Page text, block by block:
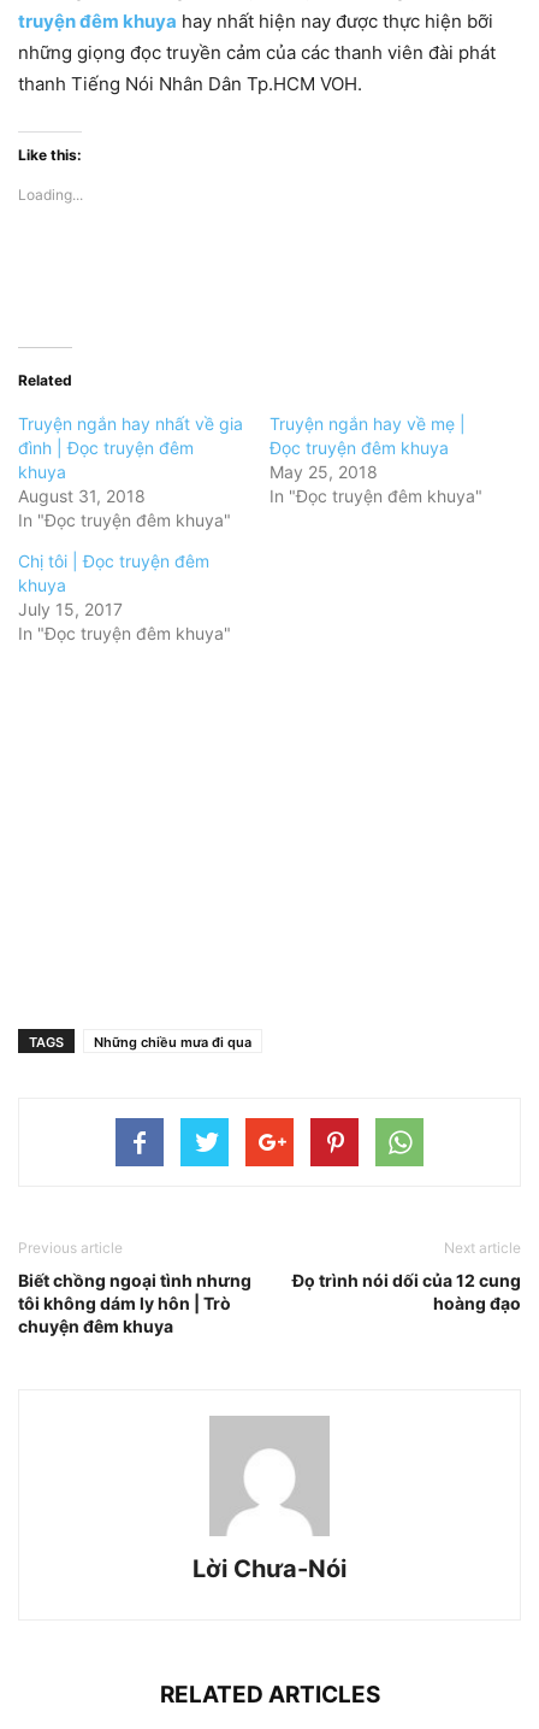
truyện đêm khuya hay nhất hiện nay được thực hiện bỡi
những giọng đọc truyền cảm của các thanh viên đài phát
thanh Tiếng Nói Nhân Dân Tp.HCM VOH.
Like this:
Loading...
Related
Truyện ngắn hay nhất về gia
đình | Đọc truyện đêm
khuya
August 31, 2018
In "Đọc truyện đêm khuya"
Truyện ngắn hay về mẹ |
Đọc truyện đêm khuya
May 25, 2018
In "Đọc truyện đêm khuya"
Chị tôi | Đọc truyện đêm
khuya
July 15, 2017
In "Đọc truyện đêm khuya"
TAGS Những chiều mưa đi qua
Previous article
Biết chồng ngoại tình nhưng
tôi không dám ly hôn | Trò
chuyện đêm khuya
Next article
Đọ trình nói dối của 12 cung
hoàng đạo
Lời Chưa-Nói
RELATED ARTICLES